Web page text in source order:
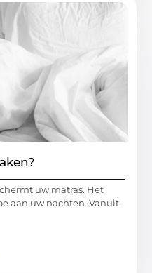
uw matras. Het
aan uw nachten. Vanuit